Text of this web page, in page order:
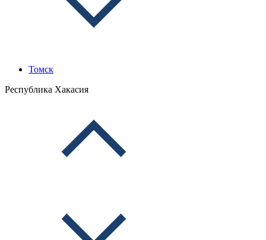
Томск
Республика Хакасия